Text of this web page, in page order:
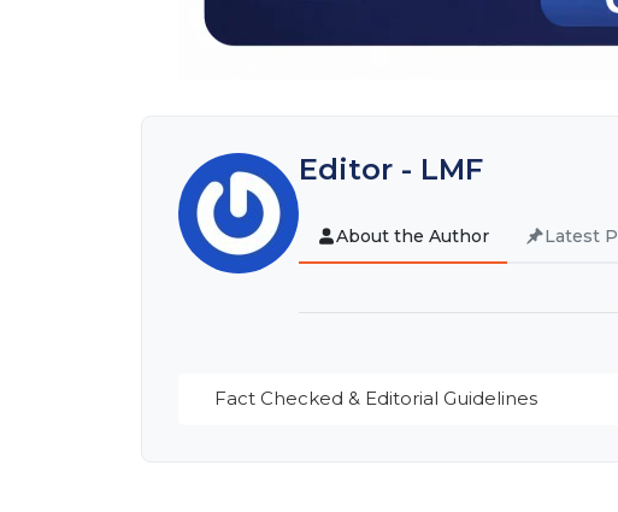
Editor - LMF
About the Author Latest
Fact Checked & Editorial Guidelines